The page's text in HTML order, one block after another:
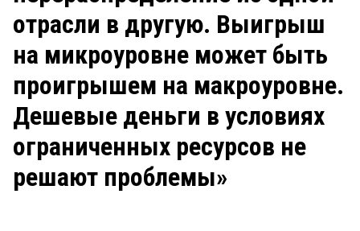
СТИЛЬ ЖИЗНИ
Архив
отрасли в другую. Выигрыш
на микроуровне может быть
проигрышем на макроуровне.
Дешевые деньги в условиях
ограниченных ресурсов не
решают проблемы»